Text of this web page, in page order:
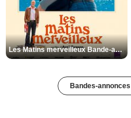
Les Matins merveilleux Bande-annonce VF
Bandes-